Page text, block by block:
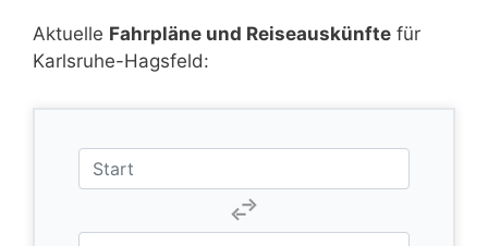
Aktuelle Fahrpläne und Reiseauskünfte für
Karlsruhe-Hagsfeld: